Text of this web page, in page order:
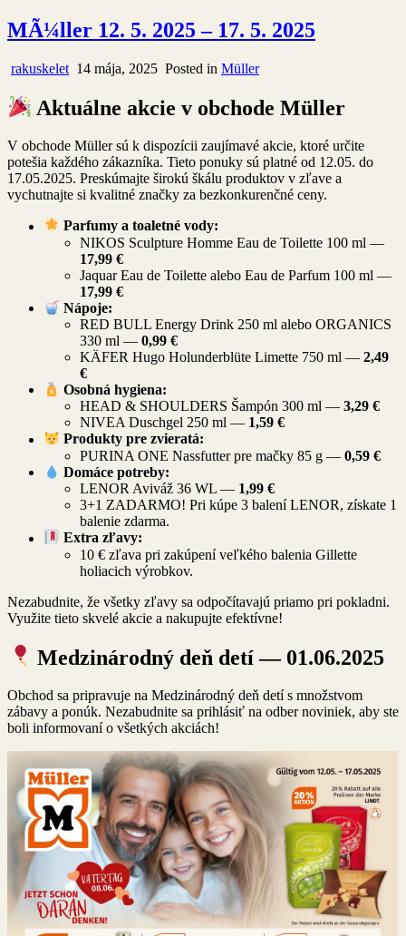
MÃ¼ller 12. 5. 2025 – 17. 5. 2025
rakuskelet 14 mája, 2025 Posted in Müller
Aktuálne akcie v obchode Müller
V obchode Müller sú k dispozícii zaujímavé akcie, ktoré určite
potešia každého zákazníka. Tieto ponuky sú platné od 12.05. do
17.05.2025. Preskúmajte širokú škálu produktov v zľave a
vychutnajte si kvalitné značky za bezkonkurenčné ceny.
Parfumy a toaletné vody:
NIKOS Sculpture Homme Eau de Toilette 100 ml —
17,99 €
Jaquar Eau de Toilette alebo Eau de Parfum 100 ml —
17,99 €
Nápoje:
RED BULL Energy Drink 250 ml alebo ORGANICS
330 ml — 0,99 €
KÄFER Hugo Holunderblüte Limette 750 ml — 2,49
€
Osobná hygiena:
HEAD & SHOULDERS Šampón 300 ml — 3,29 €
NIVEA Duschgel 250 ml — 1,59 €
Produkty pre zvieratá:
PURINA ONE Nassfutter pre mačky 85 g — 0,59 €
Domáce potreby:
LENOR Aviváž 36 WL — 1,99 €
3+1 ZADARMO! Pri kúpe 3 balení LENOR, získate 1
balenie zdarma.
Extra zľavy:
10 € zľava pri zakúpení veľkého balenia Gillette
holiacich výrobkov.
Nezabudnite, že všetky zľavy sa odpočítavajú priamo pri pokladni.
Využite tieto skvelé akcie a nakupujte efektívne!
Medzinárodný deň detí — 01.06.2025
Obchod sa pripravuje na Medzinárodný deň detí s množstvom
zábavy a ponúk. Nezabudnite sa prihlásiť na odber noviniek, aby ste
boli informovaní o všetkých akciách!